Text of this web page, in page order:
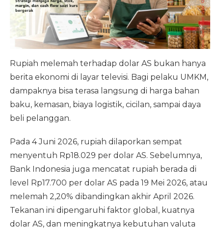
Rupiah melemah terhadap dolar AS bukan hanya
berita ekonomi di layar televisi. Bagi pelaku UMKM,
dampaknya bisa terasa langsung di harga bahan
baku, kemasan, biaya logistik, cicilan, sampai daya
beli pelanggan.
Pada 4 Juni 2026, rupiah dilaporkan sempat
menyentuh Rp18.029 per dolar AS. Sebelumnya,
Bank Indonesia juga mencatat rupiah berada di
level Rp17.700 per dolar AS pada 19 Mei 2026, atau
melemah 2,20% dibandingkan akhir April 2026.
Tekanan ini dipengaruhi faktor global, kuatnya
dolar AS, dan meningkatnya kebutuhan valuta